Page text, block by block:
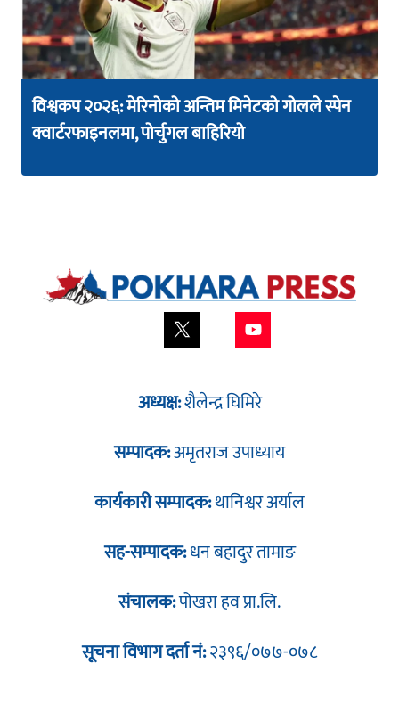
विश्वकप २०२६: मेरिनोको अन्तिम मिनेटको गोलले स्पेन
क्वार्टरफाइनलमा, पोर्चुगल बाहिरियो
अध्यक्ष:शैलेन्द्र घिमिरे
सम्पादक:अमृतराज उपाध्याय
कार्यकारी सम्पादक:थानिश्वर अर्याल
सह-सम्पादक:धन बहादुर तामाङ
संचालक:पोखरा हव प्रा.लि.
सूचना विभाग दर्ता नं:२३९६/०७७-०७८